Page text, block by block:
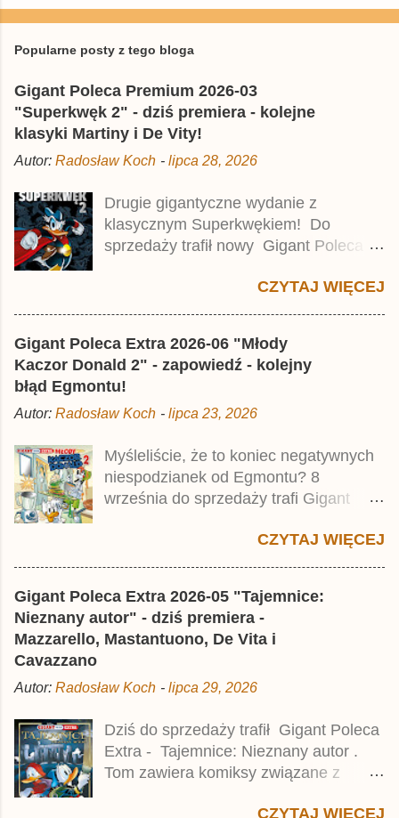
e
i
j
o
m
e
t
a
r
z
Popularne posty z tego bloga
Gigant Poleca Premium 2026-03
"Superkwęk 2" - dziś premiera - kolejne
klasyki Martiny i De Vity!
Autor: Radosław Koch - lipca 28, 2026
Drugie gigantyczne wydanie z
klasycznym Superkwękiem! Do
sprzedaży trafił nowy Gigant Poleca
Jest to kolejny 624-stronicowy tom z
najstarszymi historiami o kaczym
wynosi 49,99 zł i zamówicie go także z
rabatem na Egmont.pl . Za przekład
odpowiadał Jacek Drewnowski.
Publikacja jest przedrukiem drugiego
Taschenbuch Phantomias Collection ,
który trafił do sprzedaży pod koniec
2025 roku.
CZYTAJ WIĘCEJ
Gigant Poleca Extra 2026-06 "Młody
Kaczor Donald 2" - zapowiedź - kolejny
błąd Egmontu!
Autor: Radosław Koch - lipca 23, 2026
Myśleliście, że to koniec negatywnych
niespodzianek od Egmontu? 8
września do sprzedaży trafi Gigant
Jednak wbrew temu, na co wskazuje
nazwa tomu, nie będzie to przedruk
młodego Kaczora Donalda i jego
przyjaciół, lecz prawdopodobnie znajdą
się tam opowieści z wydań 9-10 .
kosztowała 37,99 zł. W środku znajdą
Taschenbuch Young Comics, które
zostały wydane w Niemczech parę
miesięcy temu.
CZYTAJ WIĘCEJ
Gigant Poleca Extra 2026-05 "Tajemnice:
Nieznany autor" - dziś premiera -
Mazzarello, Mastantuono, De Vita i
Cavazzano
Autor: Radosław Koch - lipca 29, 2026
Dziś do sprzedaży trafił Gigant Poleca
Extra - Tajemnice: Nieznany autor .
Tom zawiera komiksy związane z
CZYTAJ WIĘCEJ